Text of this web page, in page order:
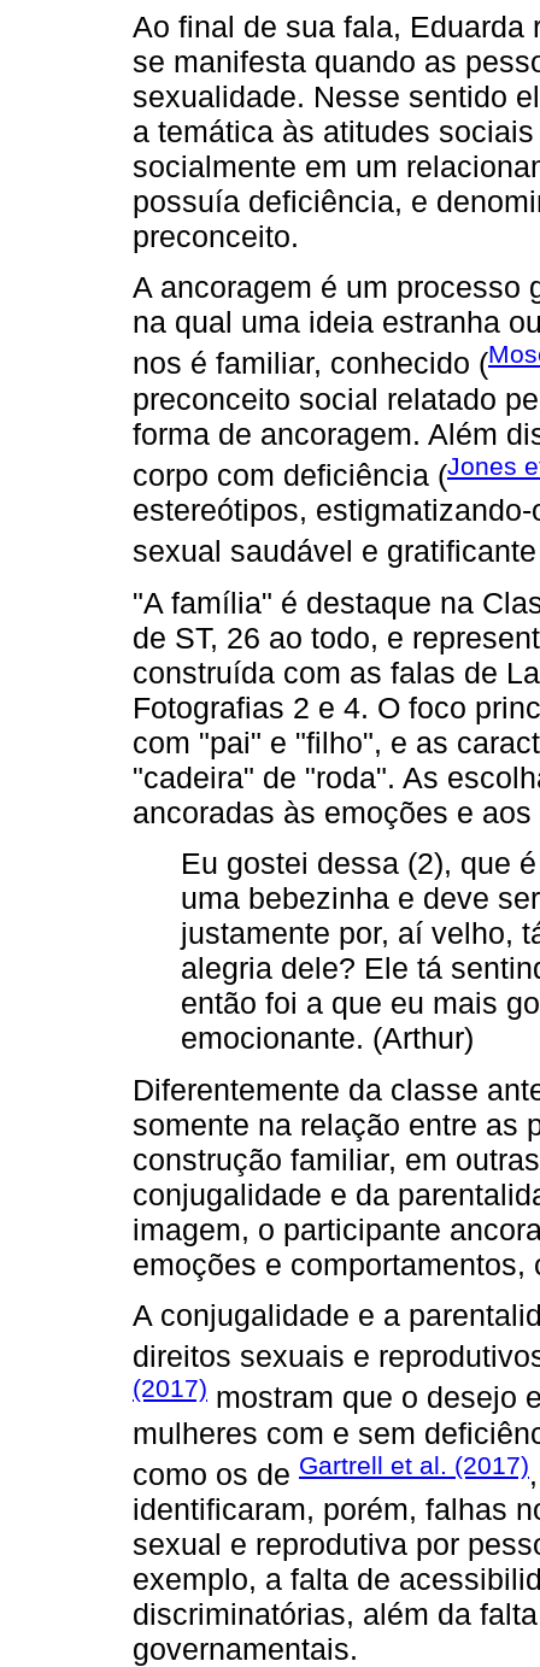
Ao final de sua fala, Eduarda
se manifesta quando as
sexualidade. Nesse sentido
a temática às atitudes
socialmente em um
possuía deficiência, e
preconceito.
A ancoragem é um processo
na qual uma ideia estranha
nos é familiar, conhecido (
preconceito social relatado
forma de ancoragem. Além
corpo com deficiência (Jones
estereótipos,
sexual saudável e
"A família" é destaque na
de ST, 26 ao todo, e
construída com as falas de
Fotografias 2 e 4. O foco
com "pai" e "filho", e as
"cadeira" de "roda". As
ancoradas às emoções e
Eu gostei dessa (2), que
uma bebezinha e deve
justamente por, aí velho,
alegria dele? Ele tá
então foi a que eu mais
emocionante. (Arthur)
Diferentemente da classe
somente na relação entre as
construção familiar, em
conjugalidade e da
imagem, o participante
emoções e
A conjugalidade e a
direitos sexuais e
(2017) mostram que o desejo
mulheres com e sem
como os de Gartrell et al. (2017)
identificaram, porém, falhas
sexual e reprodutiva por
exemplo, a falta de
discriminatórias, além da
governamentais.